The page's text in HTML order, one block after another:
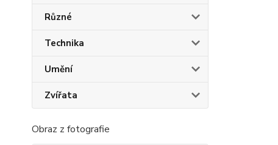
Různé
Technika
Umění
Zvířata
Obraz z fotografie